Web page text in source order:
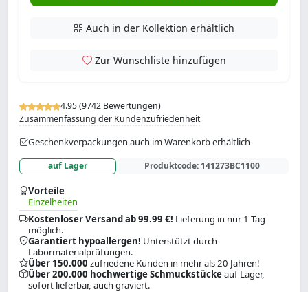
4.95 (9742 Bewertungen)
Zusammenfassung der Kundenzufriedenheit
Geschenkverpackungen auch im Warenkorb erhältlich
auf Lager Produktcode: 141273BC1100
Vorteile
Einzelheiten
Kostenloser Versand ab 99.99 €! Lieferung in nur 1 Tag
möglich.
Garantiert hypoallergen! Unterstützt durch
Labormaterialprüfungen.
Über 150.000 zufriedene Kunden in mehr als 20 Jahren!
Über 200.000 hochwertige Schmuckstückeauf Lager,
sofort lieferbar, auch graviert.
Auch in der Kollektion erhältlich
Zur Wunschliste hinzufügen